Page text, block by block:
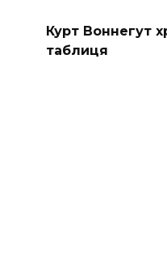
Курт Воннегут
таблиця